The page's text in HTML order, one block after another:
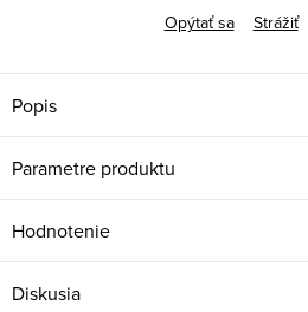
Opýtať sa
Strážiť
Popis
Parametre produktu
Hodnotenie
Diskusia